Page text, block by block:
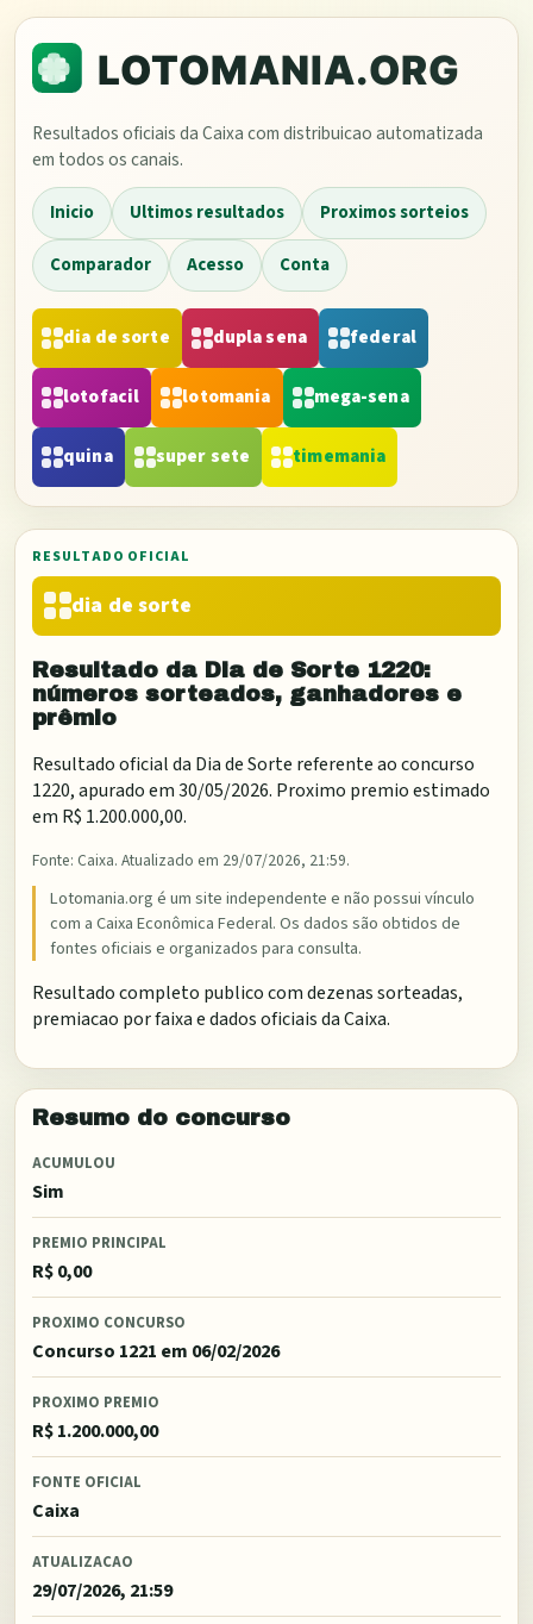
Resultados oficiais da Caixa com distribuicao automatizada
em todos os canais.
Inicio Ultimos resultados Proximos sorteios
Comparador Acesso Conta
dia de sorte dupla sena federal
lotofacil lotomania mega-sena
quina super sete timemania
RESULTADO OFICIAL
dia de sorte
Resultado da Dia de Sorte 1220:
números sorteados, ganhadores e
prêmio
Resultado oficial da Dia de Sorte referente ao concurso
1220, apurado em30/05/2026. Proximo premio estimado
em R$ 1.200.000,00.
Fonte: Caixa. Atualizado em 29/07/2026, 21:59.
Lotomania.org é um site independente e não possui vínculo
com a Caixa Econômica Federal. Os dados são obtidos de
fontes oficiais e organizados para consulta.
Resultado completo publico com dezenas sorteadas,
premiacao por faixa e dados oficiais da Caixa.
Resumo do concurso
ACUMULOU
Sim
PREMIO PRINCIPAL
R$ 0,00
PROXIMO CONCURSO
Concurso 1221 em 06/02/2026
PROXIMO PREMIO
R$ 1.200.000,00
FONTE OFICIAL
Caixa
ATUALIZACAO
29/07/2026, 21:59